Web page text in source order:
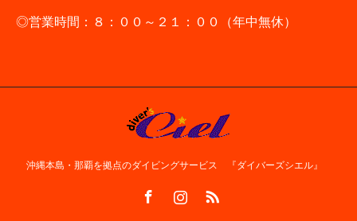
◎営業時間：８：００～２１：００（年中無休）
沖縄本島・那覇を拠点のダイビングサービス 『ダイバーズシエル』